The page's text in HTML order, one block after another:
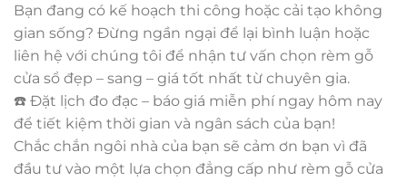
Bạn đang có kế hoạch thi công hoặc cải tạo không
gian sống? Đừng ngần ngại để lại bình luận hoặc
liên hệ với chúng tôi để nhận tư vấn chọn rèm gỗ
cửa sổ đẹp – sang – giá tốt nhất từ chuyên gia.
☎️ Đặt lịch đo đạc – báo giá miễn phí ngay hôm nay
để tiết kiệm thời gian và ngân sách của bạn!
Chắc chắn ngôi nhà của bạn sẽ cảm ơn bạn vì đã
đầu tư vào một lựa chọn đẳng cấp như rèm gỗ cửa